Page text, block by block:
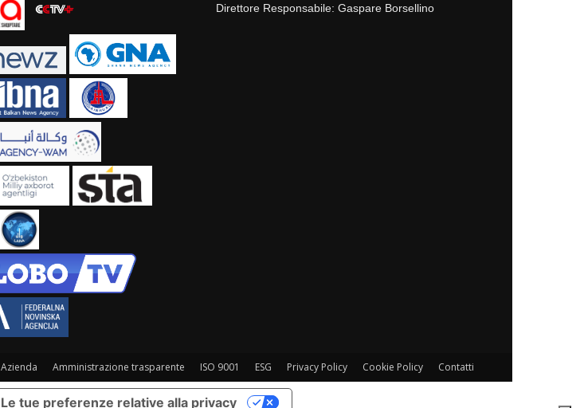
Direttore Responsabile: Gaspare Borsellino
Azienda Amministrazione trasparente ISO 9001 ESG Privacy Policy Cookie Policy Contatti
Le tue preferenze relative alla privacy